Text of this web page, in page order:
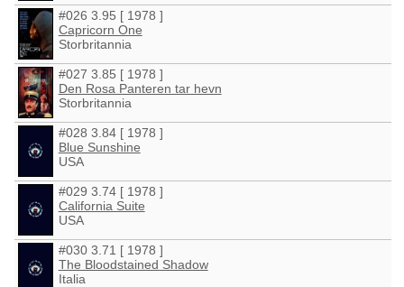
#026 3.95 [ 1978 ]
Capricorn One
Storbritannia
#027 3.85 [ 1978 ]
Den Rosa Panteren tar hevn
Storbritannia
#028 3.84 [ 1978 ]
Blue Sunshine
USA
#029 3.74 [ 1978 ]
California Suite
USA
#030 3.71 [ 1978 ]
The Bloodstained Shadow
Italia